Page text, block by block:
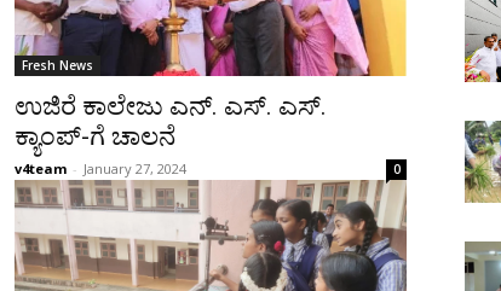
Fresh News
ಉಜಿರೆ ಕಾಲೇಜು ಎನ್. ಎಸ್. ಎಸ್.
ಕ್ಯಾಂಪ್-ಗೆ ಚಾಲನೆ
v4team - January 27, 2024 0